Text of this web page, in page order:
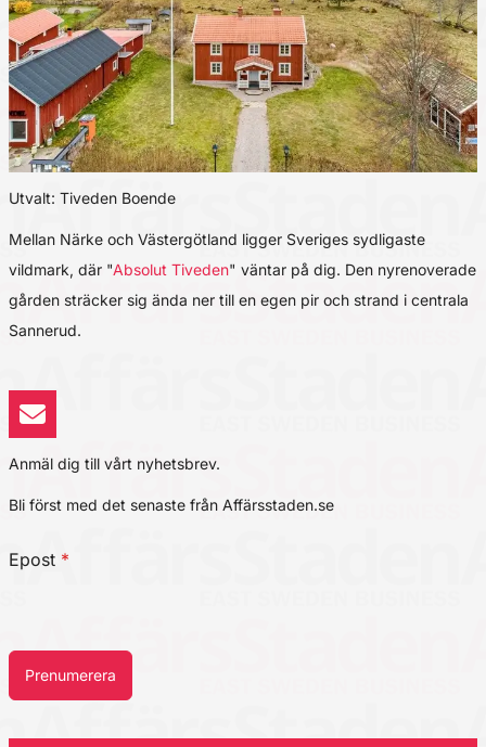
Utvalt: Tiveden Boende
Mellan Närke och Västergötland ligger Sveriges sydligaste
vildmark, där "Absolut Tiveden" väntar på dig. Den nyrenoverade
gården sträcker sig ända ner till en egen pir och strand i centrala
Sannerud.
Anmäl dig till vårt nyhetsbrev.
Bli först med det senaste från Affärsstaden.se
Epost *
Prenumerera